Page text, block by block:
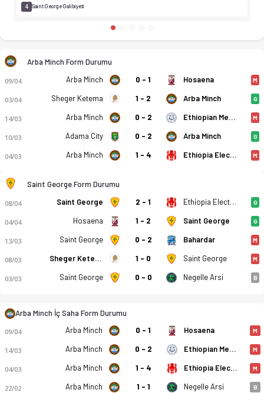
Arba Minch Kenema - Saint George FC 2-2 bitti. Gol
4 Saint George Galibiyeti
Arba Minch Form Durumu
09/04 Arba Minch 0 - 1 Hosaena M
03/04 Sheger Ketema 1 - 2 Arba Minch G
14/03 Arba Minch 0 - 2 Ethiopian Medhin M
10/03 Adama City 0 - 2 Arba Minch G
04/03 Arba Minch 1 - 4 Ethiopia Electricity M
Saint George Form Durumu
08/04 Saint George 2 - 1 Ethiopia Electricity G
04/04 Hosaena 1 - 2 Saint George G
13/03 Saint George 0 - 2 Bahardar M
08/03 Sheger Ketema 1 - 0 Saint George M
03/03 Saint George 0 - 0 Negelle Arsi B
Arba Minch İç Saha Form Durumu
09/04 Arba Minch 0 - 1 Hosaena M
14/03 Arba Minch 0 - 2 Ethiopian Medhin M
04/03 Arba Minch 1 - 4 Ethiopia Electricity M
22/02 Arba Minch 1 - 1 Negelle Arsi B